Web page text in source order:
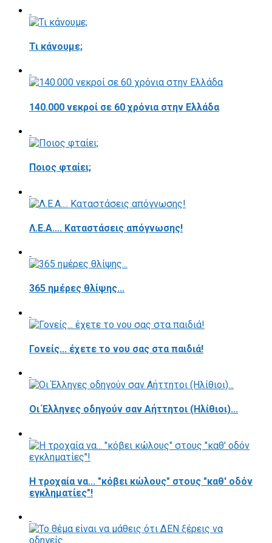
Τι κάνουμε;
140.000 νεκροί σε 60 χρόνια στην Ελλάδα
Ποιος φταίει;
Λ.Ε.Α.... Καταστάσεις απόγνωσης!
365 ημέρες θλίψης...
Γονείς... έχετε το νου σας στα παιδιά!
Οι Έλληνες οδηγούν σαν Αήττητοι (Ηλίθιοι)...
Η τροχαία να... "κόβει κώλους" στους "καθ' οδόν
εγκληματίες"!